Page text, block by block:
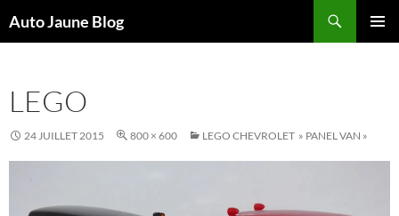
Auto Jaune Blog
LEGO
24 JUILLET 2015 800 × 600 LEGO CHEVROLET » PANEL VAN »